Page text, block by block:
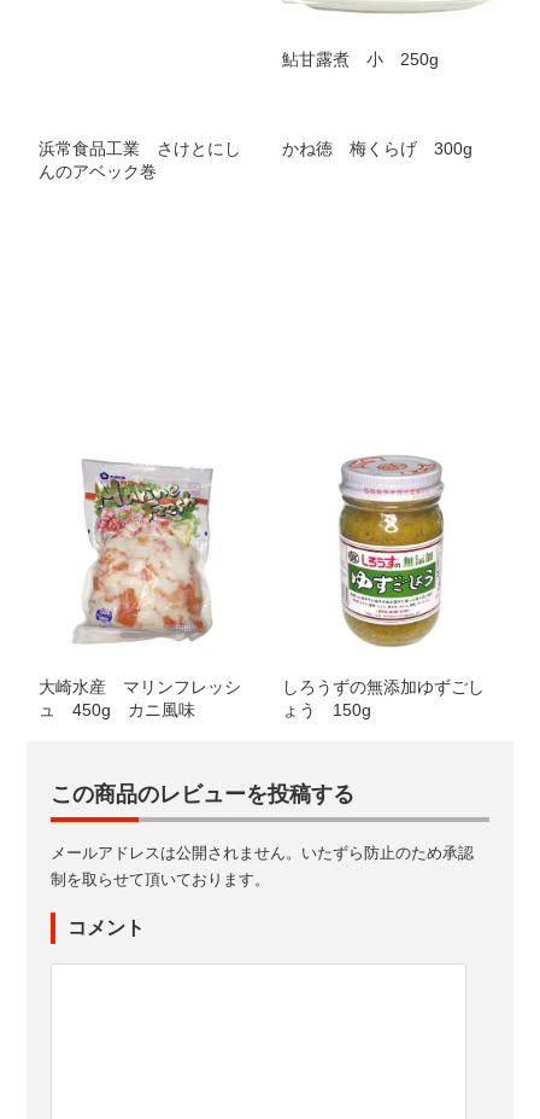
鮎甘露煮 小 250g
浜常食品工業 さけとにし
んのアベック巻
かね徳 梅くらげ 300g
大崎水産 マリンフレッシ
ュ 450g カニ風味
しろうずの無添加ゆずごし
ょう 150g
この商品のレビューを投稿する
メールアドレスは公開されません。いたずら防止のため承認
制を取らせて頂いております。
コメント